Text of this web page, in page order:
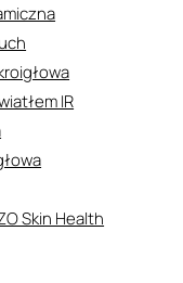
IR
Skin Health